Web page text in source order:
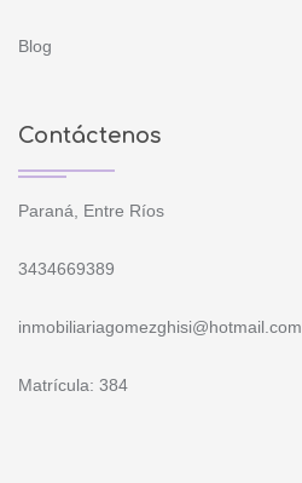
Blog
Contáctenos
Paraná, Entre Ríos
3434669389
inmobiliariagomezghisi@hotmail.com
Matrícula: 384